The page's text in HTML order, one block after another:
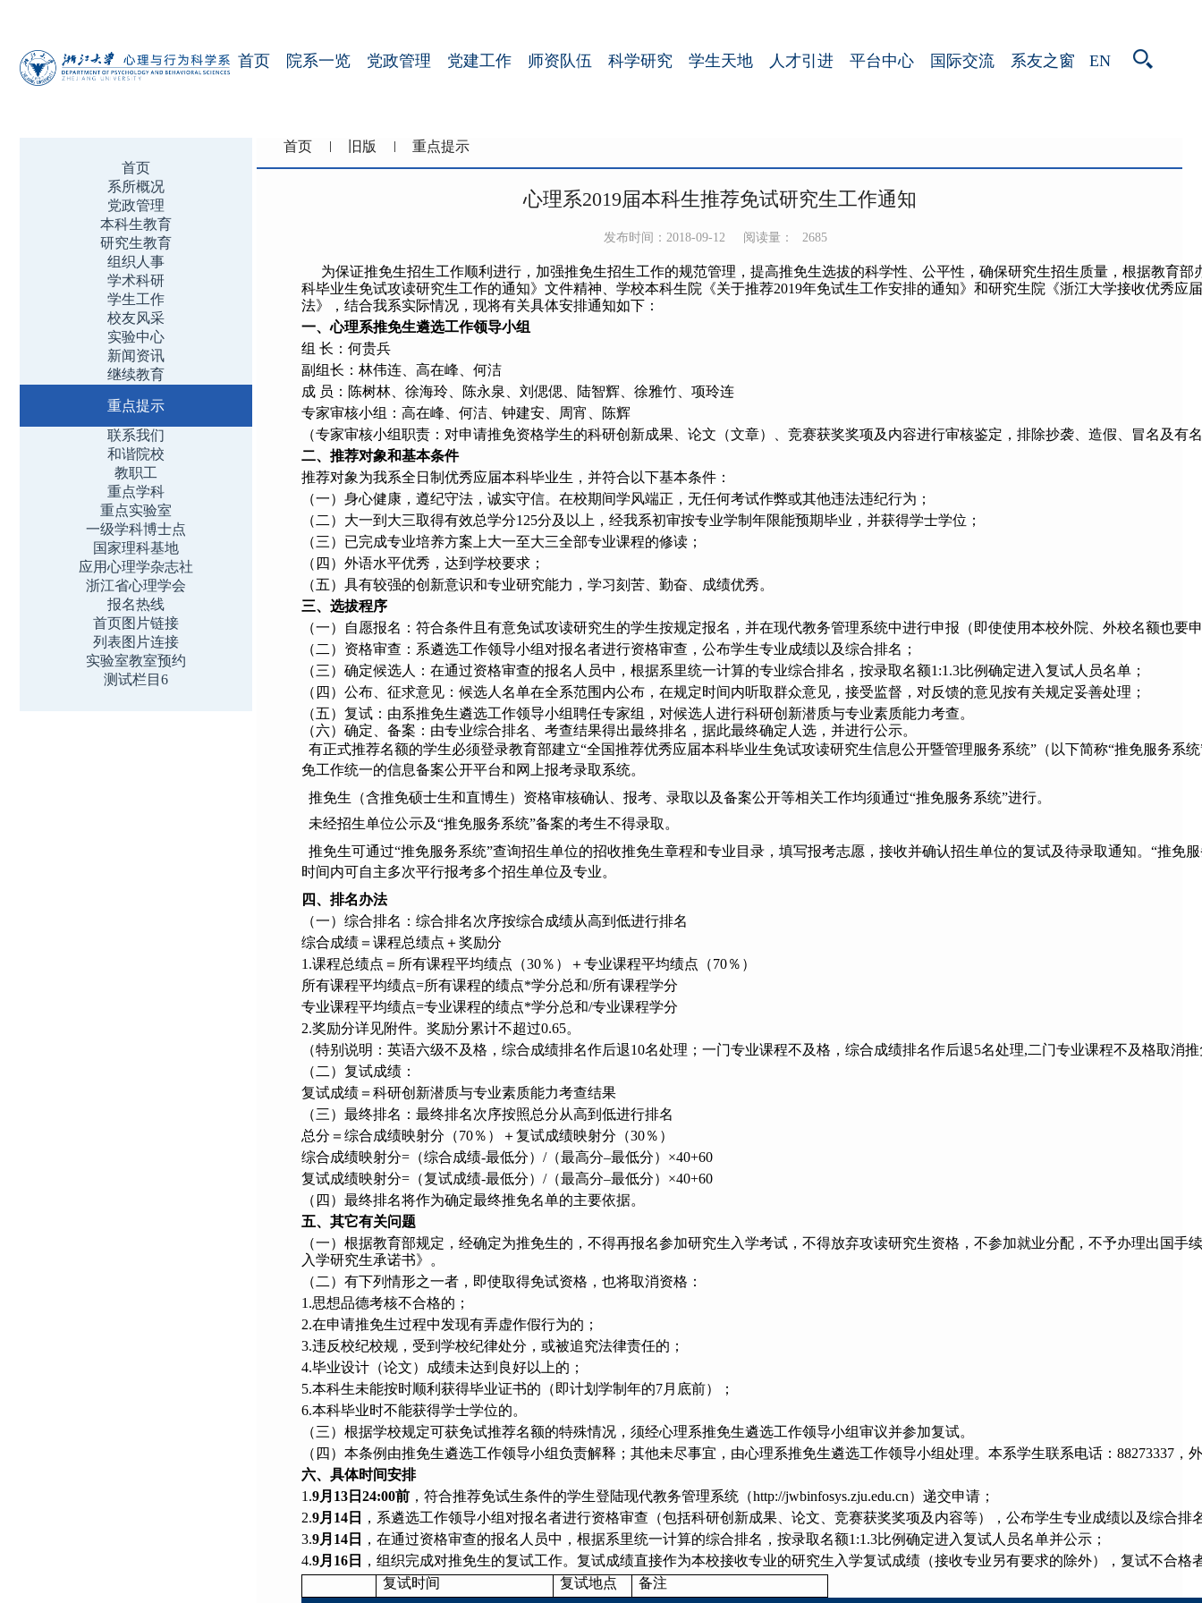
首页 院系一览 党政管理 党建工作 师资队伍 科学研究 学生天地 人才引进 平台中心 国际交流 系友之窗 EN
首页
系所概况
党政管理
本科生教育
研究生教育
组织人事
学术科研
学生工作
校友风采
实验中心
新闻资讯
继续教育
重点提示
联系我们
和谐院校
教职工
重点学科
重点实验室
一级学科博士点
国家理科基地
应用心理学杂志社
浙江省心理学会
报名热线
首页图片链接
列表图片连接
实验室教室预约
测试栏目6
首页 旧版 重点提示
心理系2019届本科生推荐免试研究生工作通知
发布时间：2018-09-12 阅读量： 2685
为保证推免生招生工作顺利进行，加强推免生招生工作的规范管理，提高推免生选拔的科学性、公平性，确保研究生招生质量，根据教育部
科毕业生免试攻读研究生工作的通知》文件精神、学校本科生院《关于推荐2019年免试生工作安排的通知》和研究生院《浙江大学接收优秀应
法》，结合我系实际情况，现将有关具体安排通知如下：
一、心理系推免生遴选工作领导小组
组 长：何贵兵
副组长：林伟连、高在峰、何洁
成 员：陈树林、徐海玲、陈永泉、刘偲偲、陆智辉、徐雅竹、项玲连
专家审核小组：高在峰、何洁、钟建安、周宵、陈辉
（专家审核小组职责：对申请推免资格学生的科研创新成果、论文（文章）、竞赛获奖奖项及内容进行审核鉴定，排除抄袭、造假、冒名及有
二、推荐对象和基本条件
推荐对象为我系全日制优秀应届本科毕业生，并符合以下基本条件：
（一）身心健康，遵纪守法，诚实守信。在校期间学风端正，无任何考试作弊或其他违法违纪行为；
（二）大一到大三取得有效总学分125分及以上，经我系初审按专业学制年限能预期毕业，并获得学士学位；
（三）已完成专业培养方案上大一至大三全部专业课程的修读；
（四）外语水平优秀，达到学校要求；
（五）具有较强的创新意识和专业研究能力，学习刻苦、勤奋、成绩优秀。
三、选拔程序
（一）自愿报名：符合条件且有意免试攻读研究生的学生按规定报名，并在现代教务管理系统中进行申报（即使使用本校外院、外校名额也要
（二）资格审查：系遴选工作领导小组对报名者进行资格审查，公布学生专业成绩以及综合排名；
（三）确定候选人：在通过资格审查的报名人员中，根据系里统一计算的专业综合排名，按录取名额1:1.3比例确定进入复试人员名单；
（四）公布、征求意见：候选人名单在全系范围内公布，在规定时间内听取群众意见，接受监督，对反馈的意见按有关规定妥善处理；
（五）复试：由系推免生遴选工作领导小组聘任专家组，对候选人进行科研创新潜质与专业素质能力考查。
（六）确定、备案：由专业综合排名、考查结果得出最终排名，据此最终确定人选，并进行公示。
有正式推荐名额的学生必须登录教育部建立“全国推荐优秀应届本科毕业生免试攻读研究生信息公开暨管理服务系统”（以下简称“推免服务系统
免工作统一的信息备案公开平台和网上报考录取系统。
推免生（含推免硕士生和直博生）资格审核确认、报考、录取以及备案公开等相关工作均须通过“推免服务系统”进行。
未经招生单位公示及“推免服务系统”备案的考生不得录取。
推免生可通过“推免服务系统”查询招生单位的招收推免生章程和专业目录，填写报考志愿，接收并确认招生单位的复试及待录取通知。“推免
时间内可自主多次平行报考多个招生单位及专业。
四、排名办法
（一）综合排名：综合排名次序按综合成绩从高到低进行排名
综合成绩＝课程总绩点＋奖励分
1.课程总绩点＝所有课程平均绩点（30％）＋专业课程平均绩点（70％）
所有课程平均绩点=所有课程的绩点*学分总和/所有课程学分
专业课程平均绩点=专业课程的绩点*学分总和/专业课程学分
2.奖励分详见附件。奖励分累计不超过0.65。
（特别说明：英语六级不及格，综合成绩排名作后退10名处理；一门专业课程不及格，综合成绩排名作后退5名处理,二门专业课程不及格取消
（二）复试成绩：
复试成绩＝科研创新潜质与专业素质能力考查结果
（三）最终排名：最终排名次序按照总分从高到低进行排名
总分＝综合成绩映射分（70％）＋复试成绩映射分（30％）
综合成绩映射分=（综合成绩-最低分）/（最高分–最低分）×40+60
复试成绩映射分=（复试成绩-最低分）/（最高分–最低分）×40+60
（四）最终排名将作为确定最终推免名单的主要依据。
五、其它有关问题
（一）根据教育部规定，经确定为推免生的，不得再报名参加研究生入学考试，不得放弃攻读研究生资格，不参加就业分配，不予办理出国手
入学研究生承诺书》。
（二）有下列情形之一者，即使取得免试资格，也将取消资格：
1.思想品德考核不合格的；
2.在申请推免生过程中发现有弄虚作假行为的；
3.违反校纪校规，受到学校纪律处分，或被追究法律责任的；
4.毕业设计（论文）成绩未达到良好以上的；
5.本科生未能按时顺利获得毕业证书的（即计划学制年的7月底前）；
6.本科毕业时不能获得学士学位的。
（三）根据学校规定可获免试推荐名额的特殊情况，须经心理系推免生遴选工作领导小组审议并参加复试。
（四）本条例由推免生遴选工作领导小组负责解释；其他未尽事宜，由心理系推免生遴选工作领导小组处理。本系学生联系电话：88273337，
六、具体时间安排
1.9月13日24:00前 ，符合推荐免试生条件的学生登陆现代教务管理系统（http://jwbinfosys.zju.edu.cn）递交申请；
2.9月14日
，系遴选工作领导小组对报名者进行资格审查（包括科研创新成果、论文、竞赛获奖奖项及内容等），公布学生专业成绩以及综合排
3.9月14日
，在通过资格审查的报名人员中，根据系里统一计算的综合排名，按录取名额1:1.3比例确定进入复试人员名单并公示；
4.9月16日
，组织完成对推免生的复试工作。复试成绩直接作为本校接收专业的研究生入学复试成绩（接收专业另有要求的除外），复试不合格
复试时间
复试地点 备注